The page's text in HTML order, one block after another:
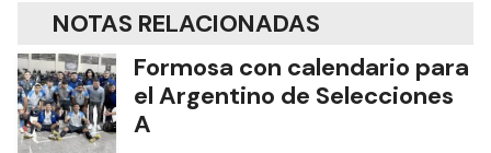
NOTAS RELACIONADAS
Formosa con calendario para
el Argentino de Selecciones
A